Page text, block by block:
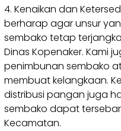
4. Kenaikan dan
berharap agar unsur
sembako tetap
Dinas Kopenaker. Kami
penimbunan sembako
membuat kelangkaan.
distribusi pangan juga
sembako dapat
Kecamatan.